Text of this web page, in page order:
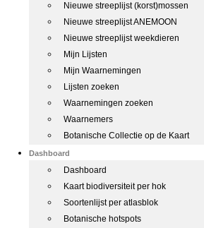
Nieuwe streeplijst (korst)mossen
Nieuwe streeplijst ANEMOON
Nieuwe streeplijst weekdieren
Mijn Lijsten
Mijn Waarnemingen
Lijsten zoeken
Waarnemingen zoeken
Waarnemers
Botanische Collectie op de Kaart
Dashboard
Dashboard
Kaart biodiversiteit per hok
Soortenlijst per atlasblok
Botanische hotspots